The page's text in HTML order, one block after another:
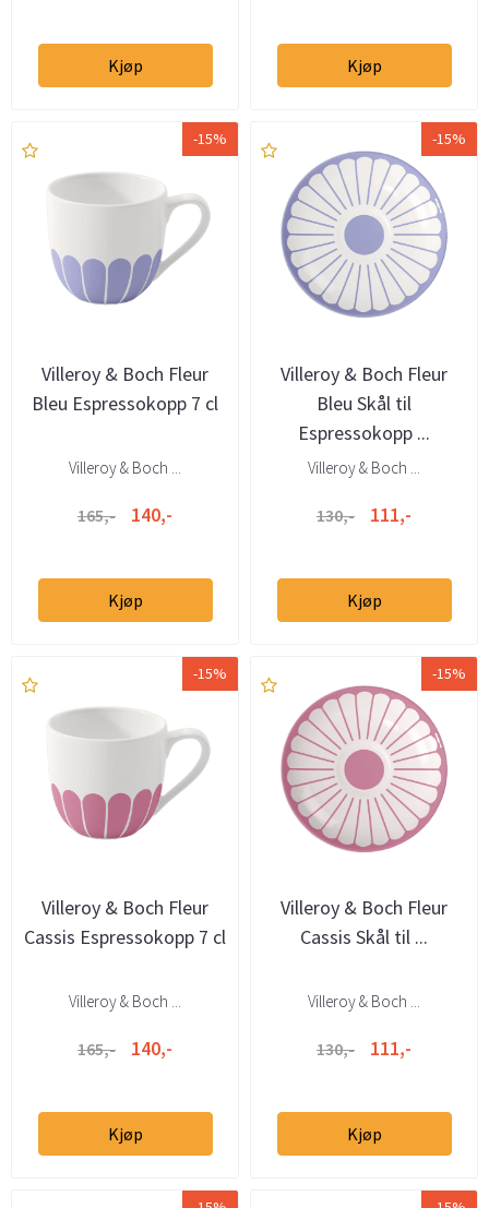
Kjøp Kjøp
-15%
Villeroy & Boch Fleur
Bleu Espressokopp 7 cl
Villeroy & Boch ...
165,- 140,-
Kjøp
-15%
Villeroy & Boch Fleur
Bleu Skål til
Espressokopp ...
Villeroy & Boch ...
130,- 111,-
Kjøp
-15%
Villeroy & Boch Fleur
Cassis Espressokopp 7 cl
Villeroy & Boch ...
165,- 140,-
Kjøp
-15%
Villeroy & Boch Fleur
Cassis Skål til ...
Villeroy & Boch ...
130,- 111,-
Kjøp